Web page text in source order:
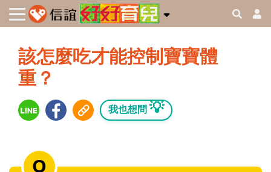
該怎麼吃才能控制寶寶體
重？
我也想問 💡